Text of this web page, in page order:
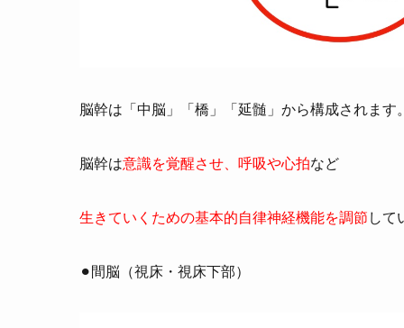
脳幹は「中脳」「橋」「延髄」から構成されます
脳幹は意識を覚醒させ、呼吸や心拍など
生きていくための基本的自律神経機能を調節して
⚫︎間脳（視床・視床下部）